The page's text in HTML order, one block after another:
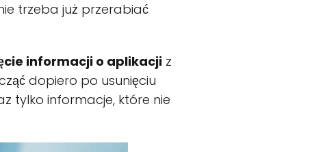
trzeba już przerabiać
informacji o aplikacji z
dopiero po usunięciu
tylko informacje, które nie